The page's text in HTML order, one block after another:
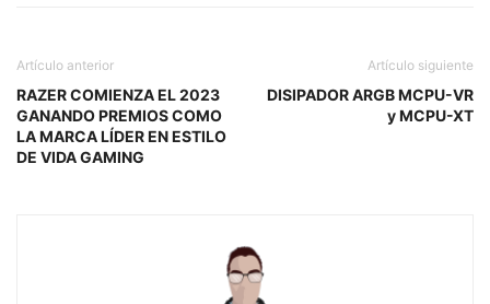
Artículo anterior
RAZER COMIENZA EL 2023
GANANDO PREMIOS COMO
LA MARCA LÍDER EN ESTILO
DE VIDA GAMING
Artículo siguiente
DISIPADOR ARGB MCPU-VR
y MCPU-XT